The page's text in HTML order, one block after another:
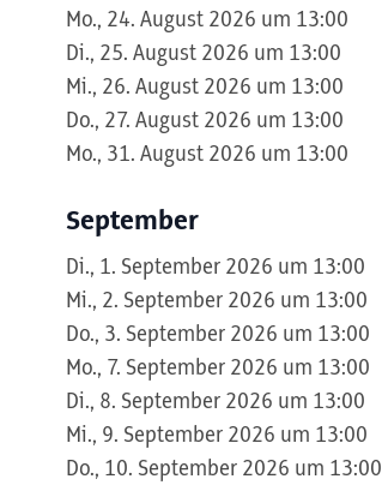
Mo., 24. August 2026 um 13:00
Di., 25. August 2026 um 13:00
Mi., 26. August 2026 um 13:00
Do., 27. August 2026 um 13:00
Mo., 31. August 2026 um 13:00
September
Di., 1. September 2026 um 13:00
Mi., 2. September 2026 um 13:00
Do., 3. September 2026 um 13:00
Mo., 7. September 2026 um 13:00
Di., 8. September 2026 um 13:00
Mi., 9. September 2026 um 13:00
Do., 10. September 2026 um 13:00